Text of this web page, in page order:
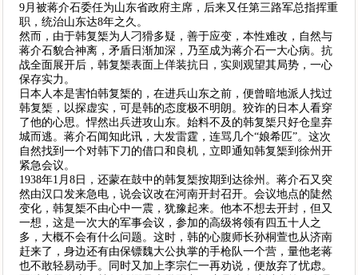
9月被蒋介石委任为山东省政府主席，后来又任第三路军总指挥重
职，统治山东达8年之久。
然而，由于韩复榘为人刁猾多疑，善于应变，本性难改，自然与
蒋介石貌合神离，矛盾日渐加深，乃至成为蒋介石一大心病。抗
战全面展开后，韩复榘表面上佯装抗日，实则观望其局势，一心
保存实力。
日本人本是害怕韩复榘的，在进兵山东之前，便曾暗地派人找过
韩复榘，以探虚实，可是韩的态度极不明朗。狡诈的日本人看穿
了他的心思。悍然出兵进攻山东。始料不及的韩复榘只好仓皇弃
城而逃。蒋介石闻知此讯，大发雷霆，连骂几个“娘希匹”。这次
自然找到一个对韩下刀的借口和良机，立即通知韩复榘到徐州开
紧急会议。
1938年1月8日，还蒙在鼓中的韩复榘按期到达徐州。蒋介石又突
然由汉口发来急电，说会议改在河南开封召开。会议地点的陡然
变化，韩复榘不由心中一震，犹豫起来。他本不想去开封，但又
一想，这是一次大的军事会议，参加的高级将领有四五十人之
多，大概不会有什么问题。这时，韩的心腹师长孙桐萱也从济南
赶来了，身边还有由保镖魏大公执掌的手枪队一个营，量他老蒋
也不敢轻易动手。同时又加上李宗仁一再劝说，便放弃了忧虑。